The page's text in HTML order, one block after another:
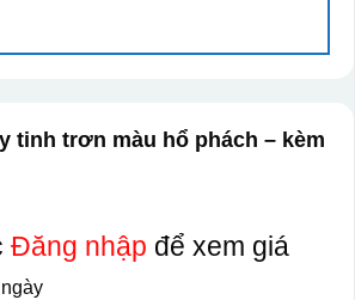
tinh trơn màu hổ phách – kèm
Đăng nhập để xem giá